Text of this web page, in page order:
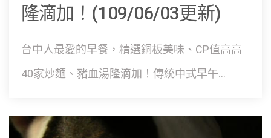
隆滴加！(109/06/03更新)
台中人最愛的早餐，精選銅板美味、CP值高高
40家炒麵、豬血湯隆滴加！傳統中式早午...